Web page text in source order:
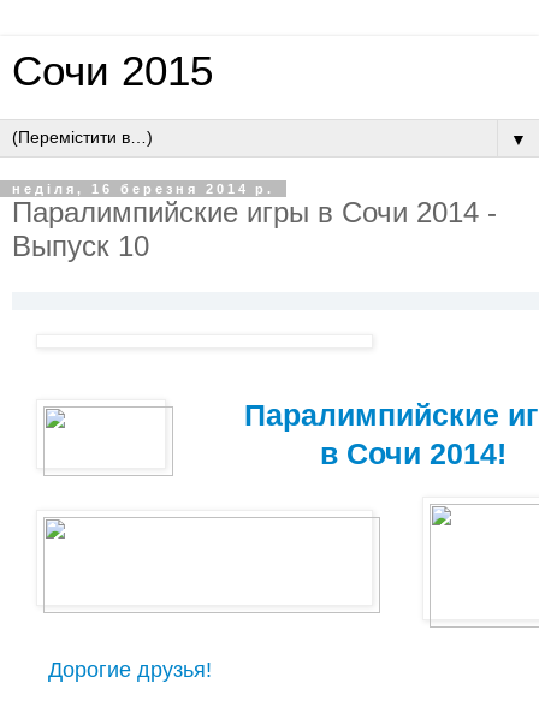
Сочи 2015
▼
неділя, 16 березня 2014 р.
Паралимпийские игры в Сочи 2014 -
Выпуск 10
Паралимпийские
в Сочи 2014!
Дорогие друзья!